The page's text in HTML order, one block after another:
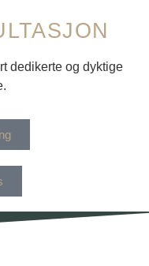
dedikerte og dyktige